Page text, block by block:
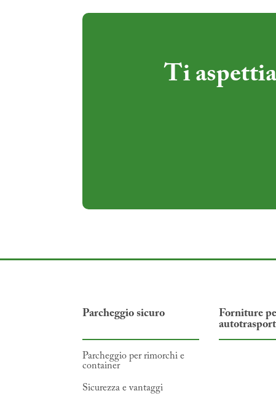
Ti
Parcheggio sicuro
Parcheggio per rimorchi e
container
Sicurezza e vantaggi
Forniture